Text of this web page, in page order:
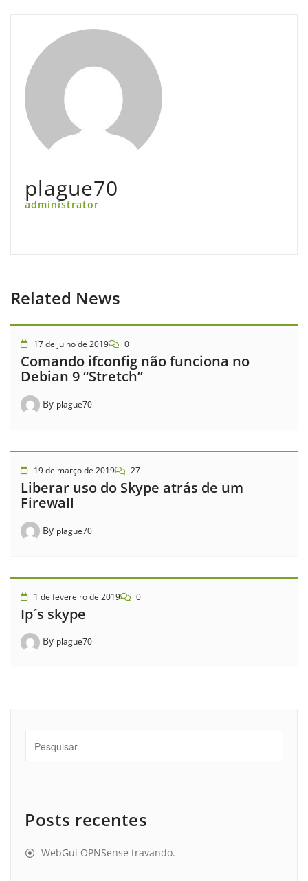
plague70
administrator
Related News
17 de julho de 2019 0
Comando ifconfig não funciona no
Debian 9 “Stretch”
By plague70
19 de março de 2019 27
Liberar uso do Skype atrás de um
Firewall
By plague70
1 de fevereiro de 2019 0
Ip´s skype
By plague70
Posts recentes
WebGui OPNSense travando.